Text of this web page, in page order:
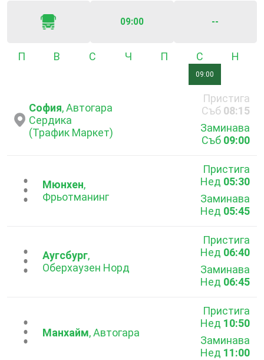
09:00 --
ПонеделникВторник Четвъртък Събота
09:00
София, Автогара
Сердика
(Трафик Маркет)
Пристига
Съб 08:15
Заминава
Съб 09:00
...Мюнхен,
Фрьотманинг
Пристига
Нед 05:30
Заминава
Нед 05:45
...Аугсбург,
Оберхаузен Норд
Пристига
Нед 06:40
Заминава
Нед 06:45
...Манхайм, Автогара
Пристига
Нед 10:50
Заминава
Нед 11:00